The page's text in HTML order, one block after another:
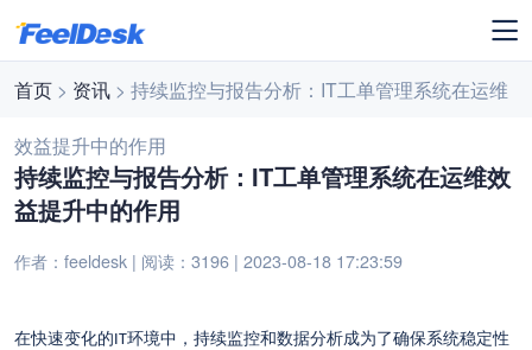
首页 > 资讯 > 持续监控与报告分析：IT工单管理系统在运维
效益提升中的作用
持续监控与报告分析：IT工单管理系统在运维效
益提升中的作用
作者：feeldesk | 阅读：3196 | 2023-08-18 17:23:59
在快速变化的IT环境中，持续监控和数据分析成为了确保系统稳定性